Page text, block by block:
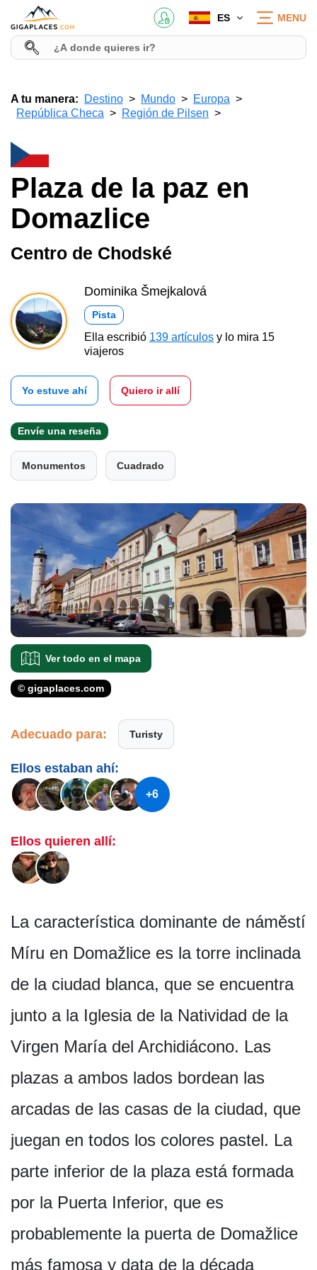
ES MENU
A tu manera: Destino Mundo
Europa
República Checa
Región de Pilsen
Plaza de la paz en
Domazlice
Centro de Chodské
Dominika Šmejkalová
Pista
Ella escribió 139 artículos y lo mira 15
viajeros
Yo estuve ahí Quiero ir allí
Envíe una reseña
Monumentos Cuadrado
Ver todo en el mapa
© gigaplaces.com
Adecuado para: Turisty
Ellos estaban ahí:
+6
Ellos quieren allí:
La característica dominante de náměstí
Míru en Domažlice es la torre inclinada
de la ciudad blanca, que se encuentra
junto a la Iglesia de la Natividad de la
Virgen María del Archidiácono. Las
plazas a ambos lados bordean las
arcadas de las casas de la ciudad, que
juegan en todos los colores pastel. La
parte inferior de la plaza está formada
por la Puerta Inferior, que es
probablemente la puerta de Domažlice
más famosa y data de la década